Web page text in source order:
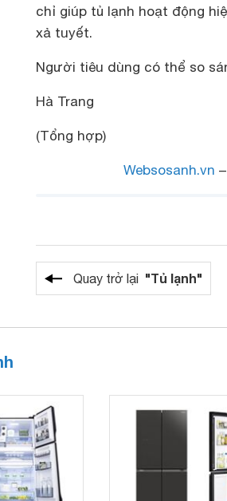
chỉ giúp tủ lạnh hoạt động
xả tuyết.
Người tiêu dùng có thể so
Hà Trang
(Tổng hợp)
Websosanh.vn
Quay trở lại "Tủ lạnh"